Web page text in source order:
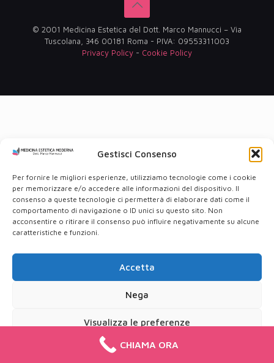
Gestisci Consenso
Per fornire le migliori esperienze, utilizziamo tecnologie come i cookie
per memorizzare e/o accedere alle informazioni del dispositivo. Il
consenso a queste tecnologie ci permetterà di elaborare dati come il
comportamento di navigazione o ID unici su questo sito. Non
acconsentire o ritirare il consenso può influire negativamente su alcune
caratteristiche e funzioni.
Accetta
Nega
Visualizza le preferenze
Cookie PolicyPrivacy Policy
© 2001 Medicina Estetica del Dott. Marco Mannucci – Via
Tuscolana, 346 00181 Roma - PIVA: 09553311003
Privacy Policy - Cookie Policy
CHIAMA ORA